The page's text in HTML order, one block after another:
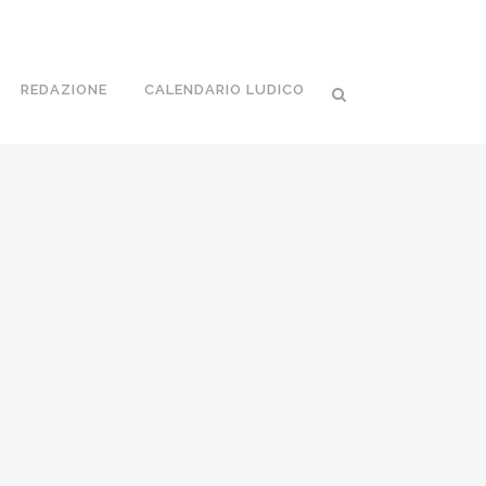
REDAZIONE CALENDARIO LUDICO